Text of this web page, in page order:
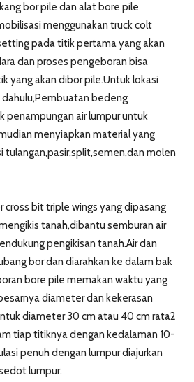
bor pile dan alat bore pile
menggunakan truck colt
pada titik pertama yang akan
dan proses pengeboran bisa
yang akan dibor pile.Untuk lokasi
bedeng
penampungan air lumpur untuk
menyiapkan material yang
molen
cross bit triple wings yang dipasang
tanah,dibantu semburan air
pengikisan tanah.Air dan
bor dan diarahkan ke dalam bak
bore pile memakan waktu yang
diameter dan kekerasan
diameter 30 cm atau 40 cm rata2
tiap titiknya dengan kedalaman 10-
penuh dengan lumpur diajurkan
lumpur.